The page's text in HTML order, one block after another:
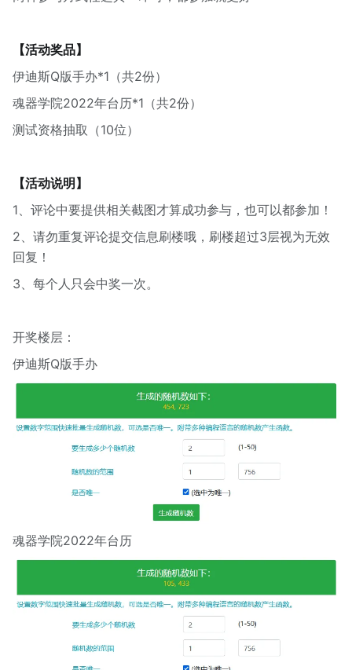
【活动奖品】
伊迪斯Q版手办*1（共2份）
魂器学院2022年台历*1（共2份）
测试资格抽取（10位）
【活动说明】
1、评论中要提供相关截图才算成功参与，也可以都参加！
2、请勿重复评论提交信息刷楼哦，刷楼超过3层视为无效
回复！
3、每个人只会中奖一次。
开奖楼层：
伊迪斯Q版手办
魂器学院2022年台历